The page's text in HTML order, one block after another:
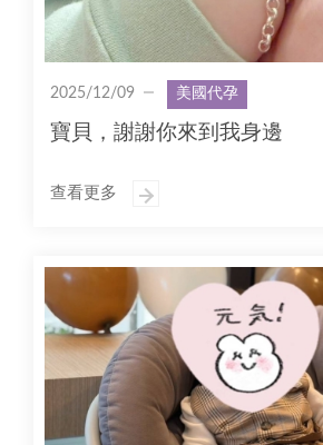
2025/12/09 美國代孕
寶貝，謝謝你來到我身邊
查看更多